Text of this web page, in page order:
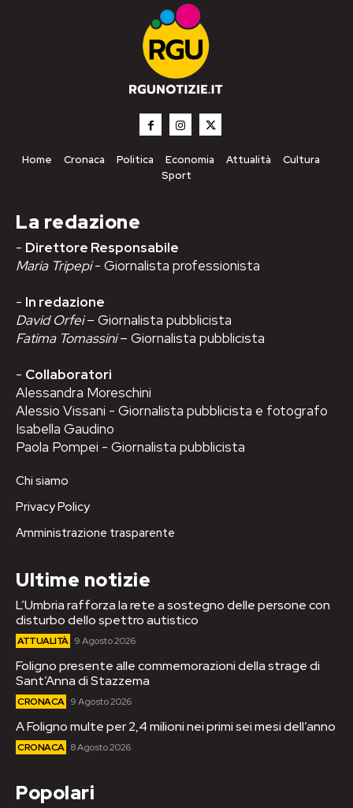
Home Cronaca Politica Economia Attualità
Cultura
Sport
La redazione
- Direttore Responsabile
Maria Tripepi- Giornalista professionista
- In redazione
David Orfei– Giornalista pubblicista
Fatima Tomassini– Giornalista pubblicista
- Collaboratori
Alessandra Moreschini
Alessio Vissani - Giornalista pubblicista e fotografo
Isabella Gaudino
Paola Pompei - Giornalista pubblicista
Chi siamo
Privacy Policy
Amministrazione trasparente
Ultime notizie
L’Umbria rafforza la rete a sostegno delle persone con
disturbo dello spettro autistico
ATTUALITÀ 9 Agosto 2026
Foligno presente alle commemorazioni della strage di
Sant’Anna di Stazzema
CRONACA 9 Agosto 2026
A Foligno multe per 2,4 milioni nei primi sei mesi dell’anno
CRONACA 8 Agosto 2026
Popolari